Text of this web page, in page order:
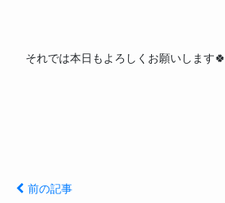
それでは本日もよろしくお願いします🍀
前の記事